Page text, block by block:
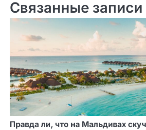
Связанные записи
Правда ли, что на Мальдивах